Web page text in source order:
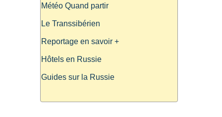
Météo Quand partir
Le Transsibérien
Reportage en savoir +
Hôtels en Russie
Guides sur la Russie